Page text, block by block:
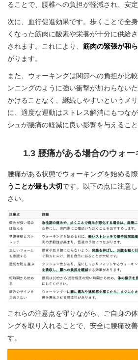
ることで、腰椎への負担が軽減され、安定
次に、血行促進効果です。歩くことで全
くなった筋肉に酸素や栄養が十分に供給
されます。これにより、 筋肉の緊張が和
がります。
また、ウォーキングは関節への負担が比
ンニングのように強い衝撃が加わらない
かけることなく、継続しやすいというメ
に、適度な運動はストレス解消にもつな
シュが腰痛の軽減に良い影響を与えること
1.3 腰痛がある場合のウォー
腰痛がある状態でウォーキングを始める際
うことが最も大切です。以下の点に注意
さい。
これらの注意点を守りながら、ご自身の
ングを取り入れることで、安全に腰痛改
す。